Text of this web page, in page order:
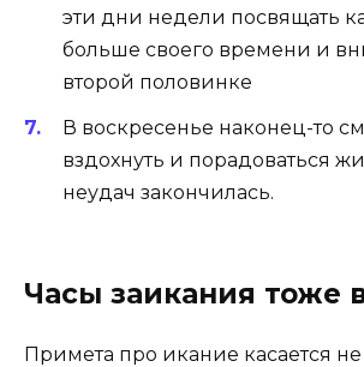
эти дни недели посвящать
больше своего времени и
второй половинке
В воскресенье наконец-то
вздохнуть и порадоваться
неудач закончилась.
Часы заикания тоже
Примета про икание касается